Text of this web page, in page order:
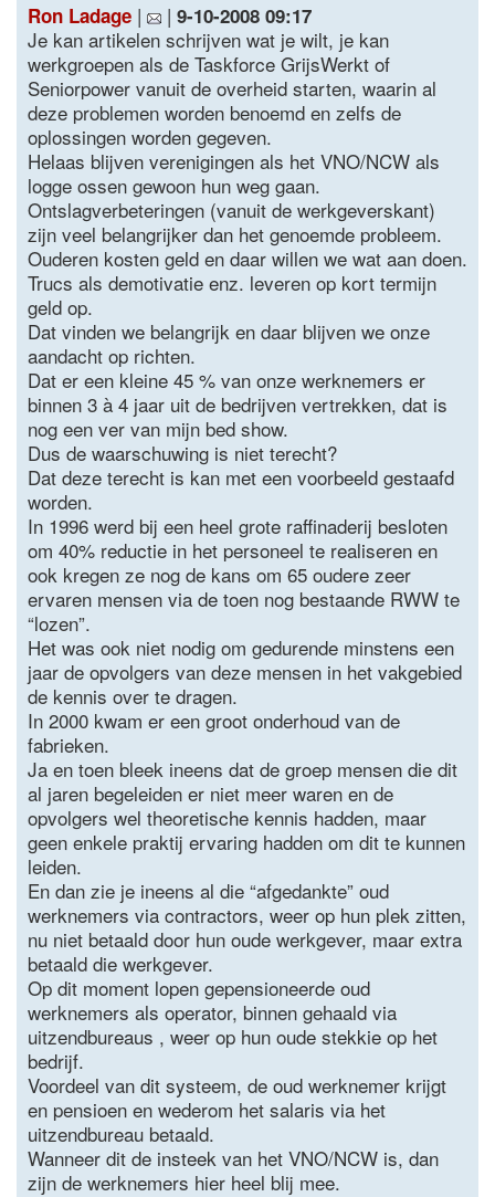
Ron Ladage | | 9-10-2008 09:17
Je kan artikelen schrijven wat je wilt, je kan
werkgroepen als de Taskforce GrijsWerkt of
Seniorpower vanuit de overheid starten, waarin al
deze problemen worden benoemd en zelfs de
oplossingen worden gegeven.
Helaas blijven verenigingen als het VNO/NCW als
logge ossen gewoon hun weg gaan.
Ontslagverbeteringen (vanuit de werkgeverskant)
zijn veel belangrijker dan het genoemde probleem.
Ouderen kosten geld en daar willen we wat aan doen.
Trucs als demotivatie enz. leveren op kort termijn
geld op.
Dat vinden we belangrijk en daar blijven we onze
aandacht op richten.
Dat er een kleine 45 % van onze werknemers er
binnen 3 à 4 jaar uit de bedrijven vertrekken, dat is
nog een ver van mijn bed show.
Dus de waarschuwing is niet terecht?
Dat deze terecht is kan met een voorbeeld gestaafd
worden.
In 1996 werd bij een heel grote raffinaderij besloten
om 40% reductie in het personeel te realiseren en
ook kregen ze nog de kans om 65 oudere zeer
ervaren mensen via de toen nog bestaande RWW te
“lozen”.
Het was ook niet nodig om gedurende minstens een
jaar de opvolgers van deze mensen in het vakgebied
de kennis over te dragen.
In 2000 kwam er een groot onderhoud van de
fabrieken.
Ja en toen bleek ineens dat de groep mensen die dit
al jaren begeleiden er niet meer waren en de
opvolgers wel theoretische kennis hadden, maar
geen enkele praktij ervaring hadden om dit te kunnen
leiden.
En dan zie je ineens al die “afgedankte” oud
werknemers via contractors, weer op hun plek zitten,
nu niet betaald door hun oude werkgever, maar extra
betaald die werkgever.
Op dit moment lopen gepensioneerde oud
werknemers als operator, binnen gehaald via
uitzendbureaus , weer op hun oude stekkie op het
bedrijf.
Voordeel van dit systeem, de oud werknemer krijgt
en pensioen en wederom het salaris via het
uitzendbureau betaald.
Wanneer dit de insteek van het VNO/NCW is, dan
zijn de werknemers hier heel blij mee.